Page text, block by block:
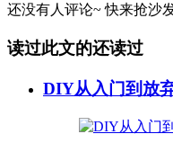
还没有人评论~ 快来抢沙
读过此文的还读过
DIY从入门到放